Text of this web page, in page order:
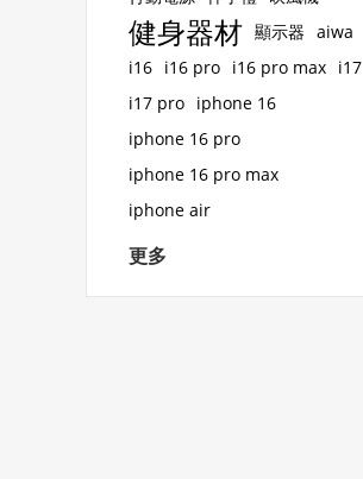
健身器材 顯示器 aiwa
i16 i16 pro i16 pro max i17
i17 pro iphone 16
iphone 16 pro
iphone 16 pro max
iphone air
更多